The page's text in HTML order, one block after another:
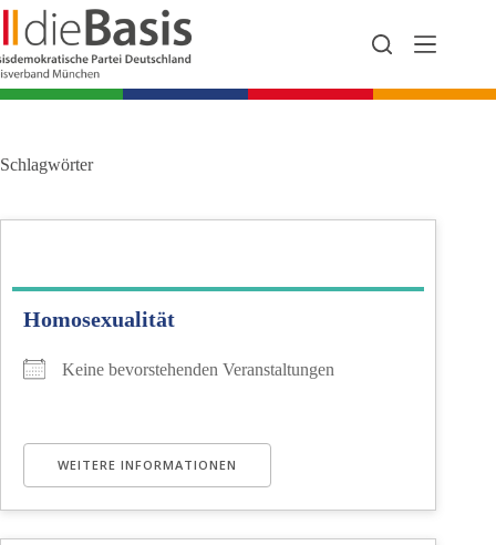
Zum
Inhalt
springen
Schlagwörter
Homosexualität
Keine bevorstehenden Veranstaltungen
WEITERE INFORMATIONEN